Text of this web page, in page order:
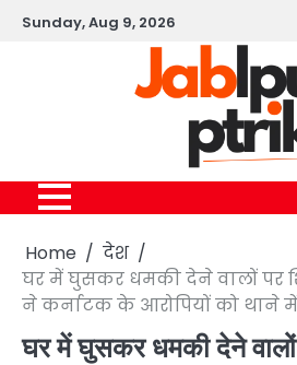
SkipSunday, Aug 9, 2026
Home
देश
घर में घुसकर धमकी देने वालों पर
ने कर्नाटक के आरोपियों को थाने
घर में घुसकर धमकी देने